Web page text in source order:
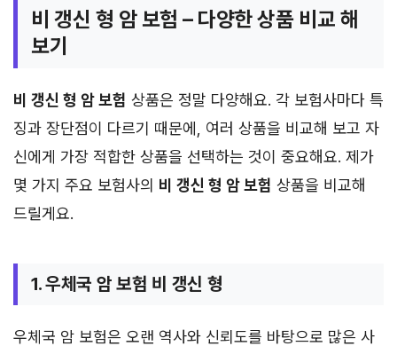
비 갱신 형 암 보험 – 다양한 상품 비교 해
보기
비 갱신 형 암 보험 상품은 정말 다양해요. 각 보험사마다 특
징과 장단점이 다르기 때문에, 여러 상품을 비교해 보고 자
신에게 가장 적합한 상품을 선택하는 것이 중요해요. 제가
몇 가지 주요 보험사의 비 갱신 형 암 보험 상품을 비교해
드릴게요.
1. 우체국 암 보험 비 갱신 형
우체국 암 보험은 오랜 역사와 신뢰도를 바탕으로 많은 사